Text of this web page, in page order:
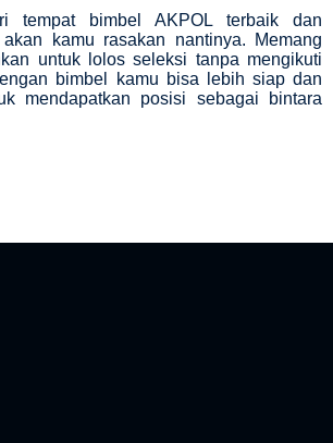
tempat bimbel AKPOL terbaik dan
kamu rasakan nantinya. Memang
untuk lolos seleksi tanpa mengikuti
bimbel kamu bisa lebih siap dan
mendapatkan posisi sebagai bintara